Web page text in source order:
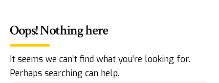
Oops! Nothing here
It seems we can’t find what you’re looking for.
Perhaps searching can help.